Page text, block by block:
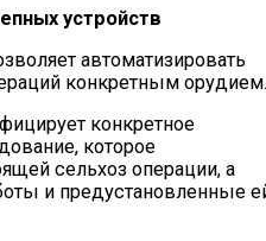
устройств
автоматизировать
конкретным орудием.
конкретное
которое
сельхоз операции, а
и предустановленные